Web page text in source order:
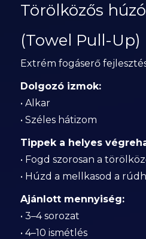
Törölközős
(Towel Pull-Up)
Extrém fogáserő
Dolgozó izmok:
• Alkar
• Széles hátizom
Tippek a helyes
• Fogd szorosan a
• Húzd a mellkasod a
Ajánlott mennyiség:
• 3–4 sorozat
• 4–10 ismétlés